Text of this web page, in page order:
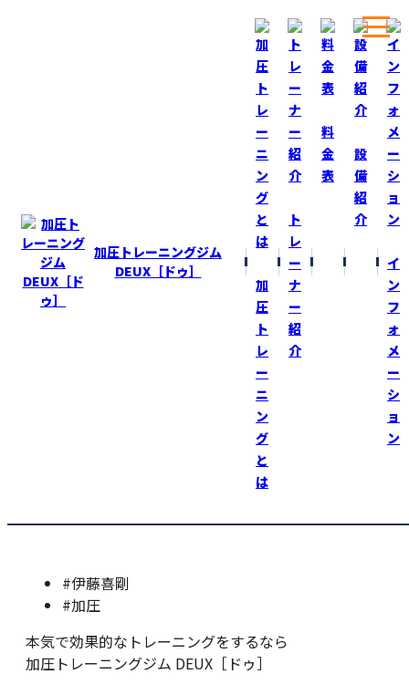
加圧トレーニングジム
DEUX［ドゥ］
加
圧
ト
レ
ー
ニ
ン
グ
と
は
ト
レ
ー
ナ
ー
紹
介
料
金
表
設
備
紹
介
イ
ン
フ
ォ
メ
ー
シ
ョ
ン
ワクチン到着！
2021-2-12
本日、新型コロナウィルスワクチンが日本に到着！
https://news.yahoo.co.jp/pickup/6384865
早く新型コロナウィルス感染拡大前の普通の生活
加圧トレーニングジムＤＥＵＸ https://kaatsu-
#伊藤喜剛
#加圧
本気で効果的なトレーニングをするなら
加圧トレーニングジム DEUX［ドゥ］